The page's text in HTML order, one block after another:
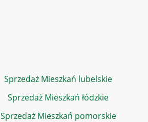
Sprzedaż Mieszkań lubelskie
Sprzedaż Mieszkań łódzkie
Sprzedaż Mieszkań pomorskie